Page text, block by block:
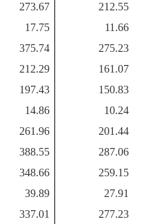
273.67
212.55
17.75
11.66
375.74
275.23
212.29
161.07
197.43
150.83
14.86
10.24
261.96
201.44
388.55
287.06
348.66
259.15
39.89
27.91
337.01
277.23